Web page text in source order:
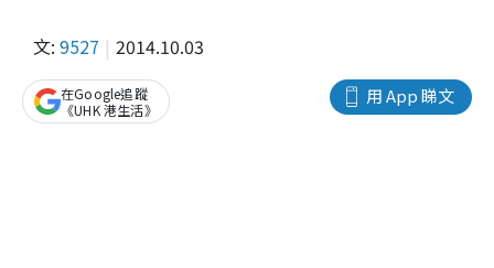
文: 9527 2014.10.03
用 App 睇文
在Google追蹤
《UHK 港生活》